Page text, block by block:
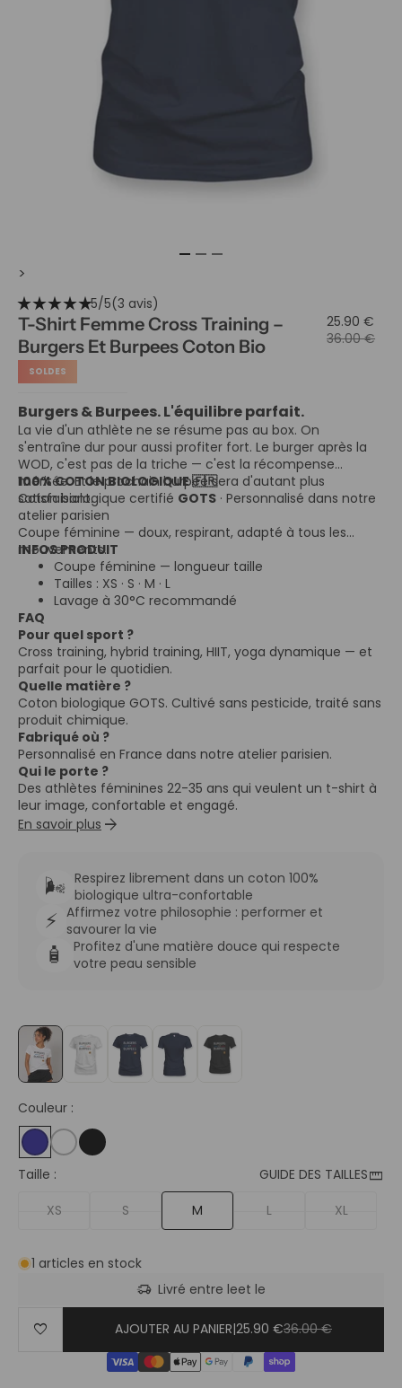
>
star_ratestar_ratestar_ratestar_ratestar_rate5/5(3 avis)
T-Shirt Femme Cross Training –
Burgers Et Burpees Coton Bio
25.90 €
36.00 €
SOLDES
Burgers & Burpees. L'équilibre parfait.
La vie d'un athlète ne se résume pas au box. On
s'entraîne dur pour aussi profiter fort. Le burger après la
WOD, c'est pas de la triche — c'est la récompense
méritée. Et le prochain burpee sera d'autant plus
satisfaisant.
100% COTON BIOLOGIQUE 🇫🇷
Coton biologique certifié GOTS · Personnalisé dans notre
atelier parisien
Coupe féminine — doux, respirant, adapté à tous les
mouvements.
INFOS PRODUIT
Coupe féminine — longueur taille
Tailles : XS · S · M · L
Lavage à 30°C recommandé
FAQ
Pour quel sport ?
Cross training, hybrid training, HIIT, yoga dynamique — et
parfait pour le quotidien.
Quelle matière ?
Coton biologique GOTS. Cultivé sans pesticide, traité sans
produit chimique.
Fabriqué où ?
Personnalisé en France dans notre atelier parisien.
Qui le porte ?
Des athlètes féminines 22-35 ans qui veulent un t-shirt à
leur image, confortable et engagé.
En savoir plus arrow_forward
🌬️ Respirez librement dans un coton 100%
biologique ultra-confortable
⚡ Affirmez votre philosophie : performer et
savourer la vie
🧴
Profitez d'une matière douce qui respecte
votre peau sensible
Couleur :
Taille : GUIDE DES TAILLESstraighten
XS S M L XL
1 articles en stock
delivery_truck_speed Livré entre leet le
favorite AJOUTER AU PANIER|25.90 €36.00 €